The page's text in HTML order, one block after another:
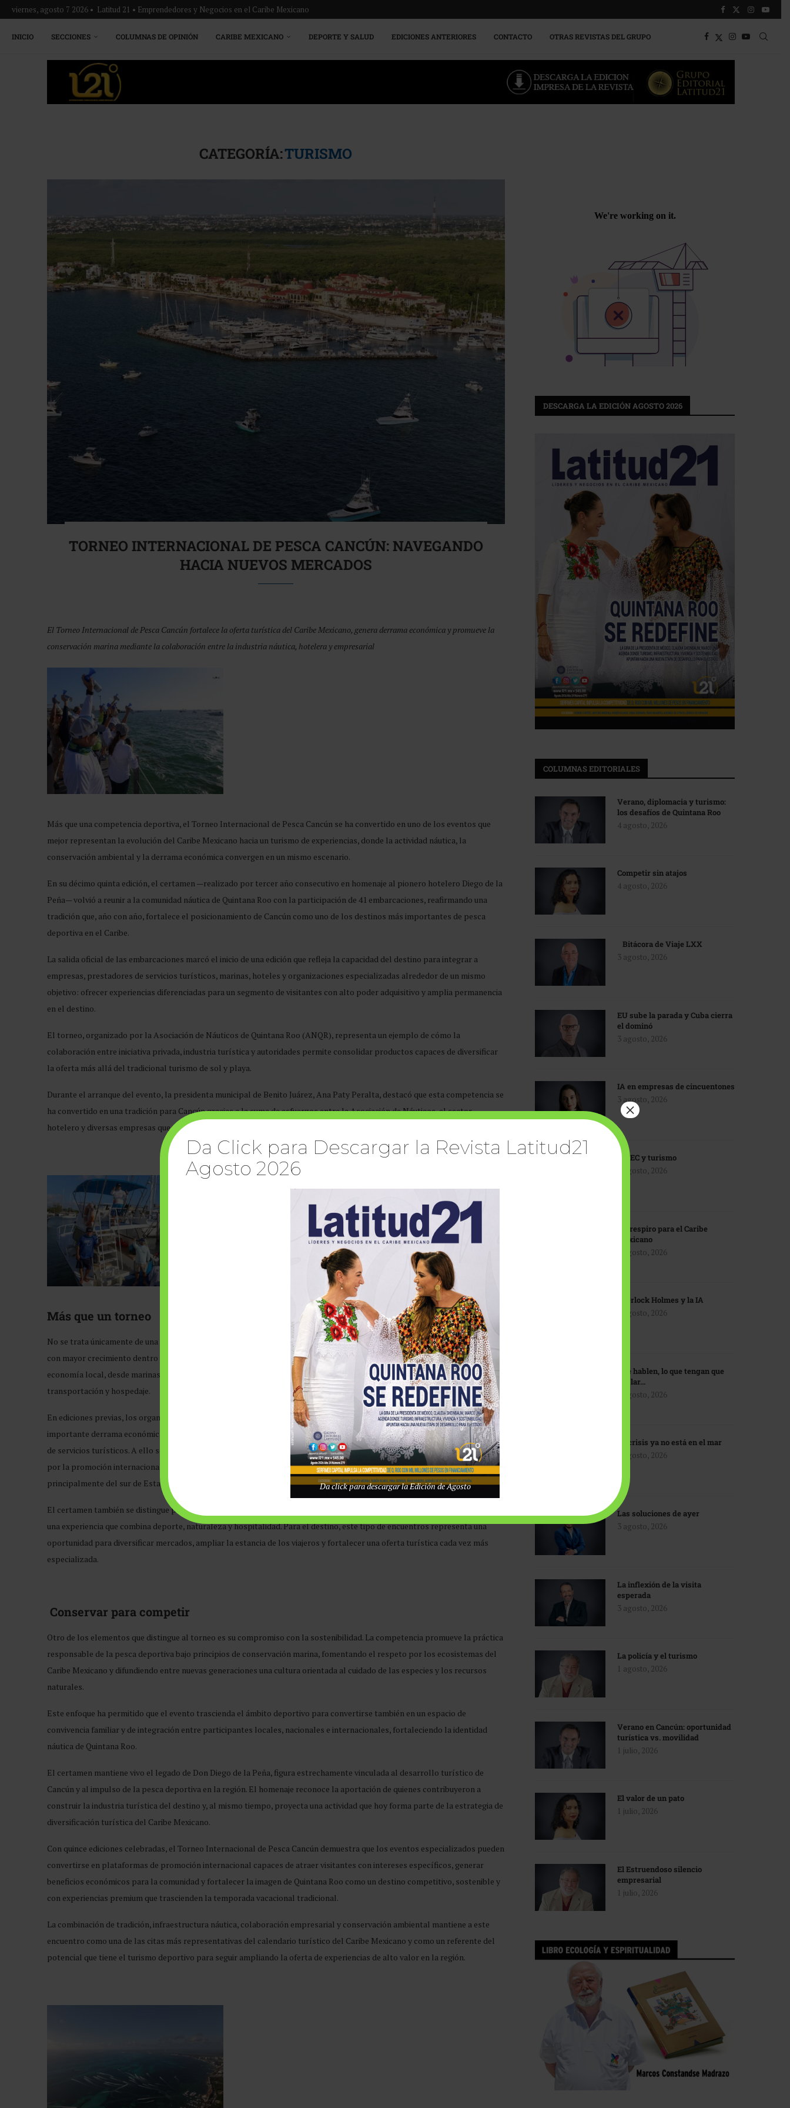
viernes, agosto 7 2026 • Latitud 21 • Emprendedores y Negocios en el Caribe Mexicano
INICIO SECCIONES COLUMNAS DE OPINIÓN CARIBE MEXICANO DEPORTE Y SALUD EDICIONES ANTERIORES CONTACTO OTRAS REVISTAS DEL GRUPO
CATEGORÍA:TURISMO
TORNEO INTERNACIONAL DE PESCA CANCÚN: NAVEGANDO
HACIA NUEVOS MERCADOS
El Torneo Internacional de Pesca Cancún fortalece la oferta turística del Caribe Mexicano, genera derrama económica y promueve la
conservación marina mediante la colaboración entre la industria náutica, hotelera y empresarial
Más que una competencia deportiva, el Torneo Internacional de Pesca Cancún se ha convertido en uno de los eventos que
mejor representan la evolución del Caribe Mexicano hacia un turismo de experiencias, donde la actividad náutica, la
conservación ambiental y la derrama económica convergen en un mismo escenario.
En su décimo quinta edición, el certamen —realizado por tercer año consecutivo en homenaje al pionero hotelero Diego de la
Peña— volvió a reunir a la comunidad náutica de Quintana Roo con la participación de 41 embarcaciones, reafirmando una
tradición que, año con año, fortalece el posicionamiento de Cancún como uno de los destinos más importantes de pesca
deportiva en el Caribe.
La salida oficial de las embarcaciones marcó el inicio de una edición que refleja la capacidad del destino para integrar a
empresas, prestadores de servicios turísticos, marinas, hoteles y organizaciones especializadas alrededor de un mismo
objetivo: ofrecer experiencias diferenciadas para un segmento de visitantes con alto poder adquisitivo y amplia permanencia
en el destino.
El torneo, organizado por la Asociación de Náuticos de Quintana Roo (ANQR), representa un ejemplo de cómo la
colaboración entre iniciativa privada, industria turística y autoridades permite consolidar productos capaces de diversificar
la oferta más allá del tradicional turismo de sol y playa.
Durante el arranque del evento, la presidenta municipal de Benito Juárez, Ana Paty Peralta, destacó que esta competencia se
ha convertido en una tradición para Cancún gracias a la suma de esfuerzos entre la Asociación de Náuticos, el sector
hotelero y diversas empresas que mantienen vigente un evento que proyecta al destino a nivel nacional e internacional.
Más que un torneo
No se trata únicamente de una competencia entre pescadores. La pesca deportiva se ha consolidado como uno de los nichos
con mayor crecimiento dentro del turismo especializado y genera beneficios que alcanzan a múltiples sectores de la
economía local, desde marinas y astilleros hasta proveedores de combustible, alimentos, mantenimiento, logística,
transportación y hospedaje.
En ediciones previas, los organizadores han señalado que las embarcaciones provenientes del extranjero representan una
importante derrama económica, ya que su estancia suele extenderse varios días y su gasto se distribuye en una amplia cadena
de servicios turísticos. A ello se suma el crecimiento sostenido que ha mostrado el segmento de turismo de pesca, impulsado
por la promoción internacional y por la ubicación estratégica de Cancún para recibir competidores procedentes
principalmente del sur de Estados Unidos.
El certamen también se distingue por fomentar la convivencia entre pescadores, familias y visitantes, consolidándose como
una experiencia que combina deporte, naturaleza y hospitalidad. Para el destino, este tipo de encuentros representa una
oportunidad para diversificar mercados, ampliar la estancia de los viajeros y fortalecer una oferta turística cada vez más
especializada.
Conservar para competir
Otro de los elementos que distingue al torneo es su compromiso con la sostenibilidad. La competencia promueve la práctica
responsable de la pesca deportiva bajo principios de conservación marina, fomentando el respeto por los ecosistemas del
Caribe Mexicano y difundiendo entre nuevas generaciones una cultura orientada al cuidado de las especies y los recursos
naturales.
Este enfoque ha permitido que el evento trascienda el ámbito deportivo para convertirse también en un espacio de
convivencia familiar y de integración entre participantes locales, nacionales e internacionales, fortaleciendo la identidad
náutica de Quintana Roo.
El certamen mantiene vivo el legado de Don Diego de la Peña, figura estrechamente vinculada al desarrollo turístico de
Cancún y al impulso de la pesca deportiva en la región. El homenaje reconoce la aportación de quienes contribuyeron a
construir la industria turística del destino y, al mismo tiempo, proyecta una actividad que hoy forma parte de la estrategia de
diversificación turística del Caribe Mexicano.
Con quince ediciones celebradas, el Torneo Internacional de Pesca Cancún demuestra que los eventos especializados pueden
convertirse en plataformas de promoción internacional capaces de atraer visitantes con intereses específicos, generar
beneficios económicos para la comunidad y fortalecer la imagen de Quintana Roo como un destino competitivo, sostenible y
con experiencias premium que trascienden la temporada vacacional tradicional.
La combinación de tradición, infraestructura náutica, colaboración empresarial y conservación ambiental mantiene a este
encuentro como una de las citas más representativas del calendario turístico del Caribe Mexicano y como un referente del
potencial que tiene el turismo deportivo para seguir ampliando la oferta de experiencias de alto valor en la región.
DESCARGA LA EDICIÓN AGOSTO 2026
COLUMNAS EDITORIALES
Verano, diplomacia y turismo:
los desafíos de Quintana Roo
4 agosto, 2026
Competir sin atajos
4 agosto, 2026
Bitácora de Viaje LXX
3 agosto, 2026
EU sube la parada y Cuba cierra
el dominó
3 agosto, 2026
IA en empresas de cincuentones
3 agosto, 2026
TMEC y turismo
3 agosto, 2026
Un respiro para el Caribe
mexicano
3 agosto, 2026
Sherlock Holmes y la IA
3 agosto, 2026
Que hablen, lo que tengan que
hablar…
3 agosto, 2026
La crisis ya no está en el mar
3 agosto, 2026
Las soluciones de ayer
3 agosto, 2026
La inflexión de la visita
esperada
3 agosto, 2026
La policía y el turismo
1 agosto, 2026
Verano en Cancún: oportunidad
turística vs. movilidad
1 julio, 2026
El valor de un pato
1 julio, 2026
El Estruendoso silencio
empresarial
1 julio, 2026
Da Click para Descargar la Revista Latitud21
Agosto 2026
Da click para descargar la Edición de Agosto
×